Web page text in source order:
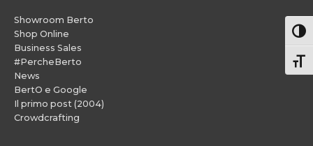
Showroom Berto
Shop Online
Business Sales
#PercheBerto
News
BertO e Google
Il primo post (2004)
Crowdcrafting